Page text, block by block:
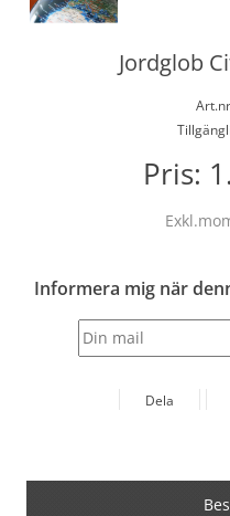
Jordglob
Pris:
Informera mig när
Dela